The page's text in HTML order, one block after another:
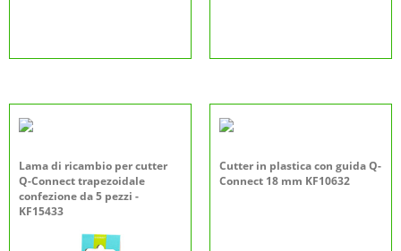
Lama di ricambio per cutter
Q-Connect trapezoidale
confezione da 5 pezzi -
KF15433
Cutter in plastica con guida Q-
Connect 18 mm KF10632